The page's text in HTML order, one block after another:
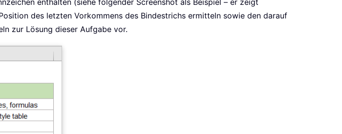
enthalten (siehe folgender Screenshot als Beispiel – er zeigt
des letzten Vorkommens des Bindestrichs ermitteln sowie den darauf
zur Lösung dieser Aufgabe vor.